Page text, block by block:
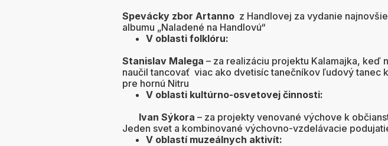
Spevácky zbor Artanno z Handlovej za vydanie
albumu „Naladené na Handlovú“
V oblasti folklóru:
Stanislav Malega – za realizáciu projektu Kalamajka, keď
naučil tancovať viac ako dvetisíc tanečníkov ľudový tanec
pre hornú Nitru
V oblasti kultúrno-osvetovej činnosti:
Ivan Sýkora – za projekty venované výchove k
Jeden svet a kombinované výchovno-vzdelávacie
V oblastí muzeálnych aktivít: